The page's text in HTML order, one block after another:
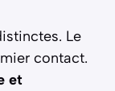
Le
contact.
et